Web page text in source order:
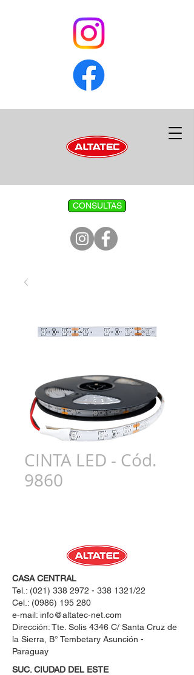
CONSULTAS
CINTA LED - Cód.
9860
CASA CENTRAL
Tel.: (021) 338 2972 - 338 1321/22
Cel.: (0986) 195 280
e-mail: info@altatec-net.com
Dirección: Tte. Solis 4346 C/ Santa Cruz de
la Sierra, B° Tembetary Asunción -
Paraguay
SUC. CIUDAD DEL ESTE